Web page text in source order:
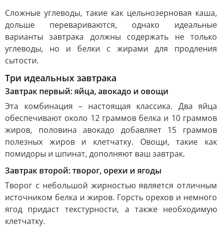
Сложные углеводы, такие как цельнозерновая каша,
дольше перевариваются, однако идеальные
варианты завтрака должны содержать не только
углеводы, но и белки с жирами для продления
сытости.
Три идеальных завтрака
Завтрак первый: яйца, авокадо и овощи
Эта комбинация – настоящая классика. Два яйца
обеспечивают около 12 граммов белка и 10 граммов
жиров, половина авокадо добавляет 15 граммов
полезных жиров и клетчатку. Овощи, такие как
помидоры и шпинат, дополняют ваш завтрак.
Завтрак второй: творог, орехи и ягоды
Творог с небольшой жирностью является отличным
источником белка и жиров. Горсть орехов и немного
ягод придаст текстурности, а также необходимую
клетчатку.